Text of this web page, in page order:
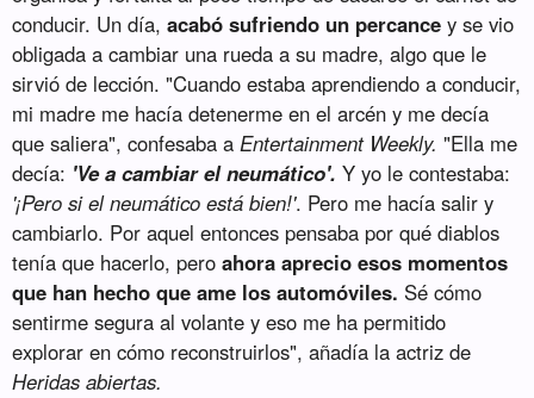
conducir. Un día,acabó sufriendo un percance y se vio
obligada a cambiar una rueda a su madre, algo que le
sirvió de lección. "Cuando estaba aprendiendo a conducir,
mi madre me hacía detenerme en el arcén y me decía
que saliera", confesaba aEntertainment Weekly. "Ella me
decía: 'Ve a cambiar el neumático'. Y yo le contestaba:
'¡Pero si el neumático está bien!'. Pero me hacía salir y
cambiarlo. Por aquel entonces pensaba por qué diablos
tenía que hacerlo, peroahora aprecio esos momentos
que han hecho que ame los automóviles. Sé cómo
sentirme segura al volante y eso me ha permitido
explorar en cómo reconstruirlos", añadía la actriz de
Heridas abiertas.